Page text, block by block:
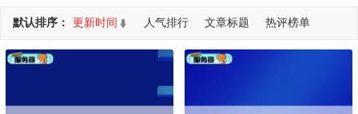
如何搭建微信小程序
开源软件有哪些
腾讯视频
小程序开发费用一览表
如何创建一个自己的网站
开源软件是什么
默认排序： 更新时间 人气排行 文章标题
热评榜单
共查询到 21 个DEMO